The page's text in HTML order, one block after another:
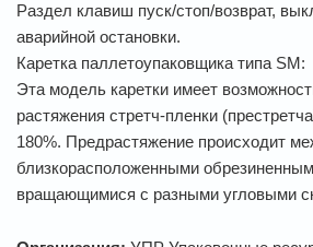
Раздел клавиш пуск/стоп/возврат,
аварийной остановки.
Каретка паллетоупаковщика типа SМ:
Эта модель каретки имеет
растяжения стретч-пленки
180%. Предрастяжение происходит
близкорасположенными
вращающимися с разными угловыми